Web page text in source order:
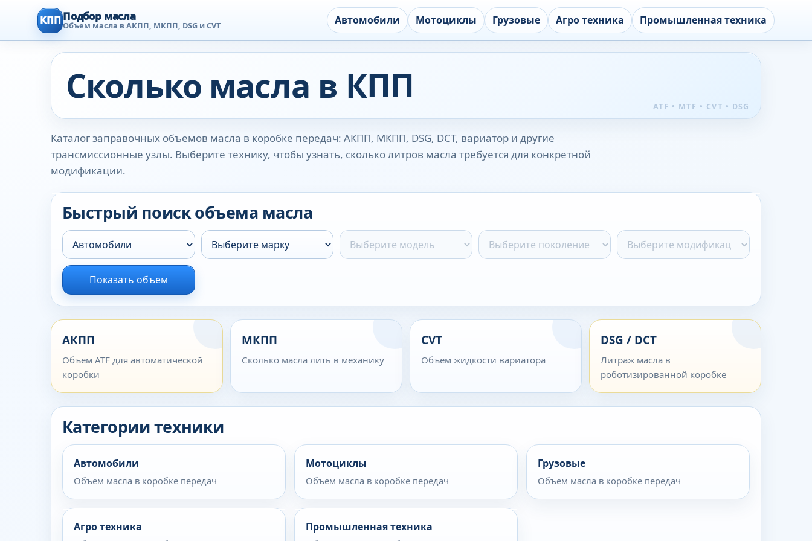
КПП Подбор масла
Объем масла в АКПП, МКПП, DSG и CVT Автомобили Мотоциклы Грузовые Агро техника Промышленная техника
Сколько масла в КПП
Каталог заправочных объемов масла в коробке передач: АКПП, МКПП, DSG, DCT, вариатор и другие
трансмиссионные узлы. Выберите технику, чтобы узнать, сколько литров масла требуется для конкретной
модификации.
Быстрый поиск объема масла
Показать объем
АКПП
Объем ATF для автоматической
коробки
МКПП
Сколько масла лить в механику
CVT
Объем жидкости вариатора
DSG / DCT
Литраж масла в
роботизированной коробке
Категории техники
Автомобили
Объем масла в коробке передач
Мотоциклы
Объем масла в коробке передач
Грузовые
Объем масла в коробке передач
Агро техника Промышленная техника